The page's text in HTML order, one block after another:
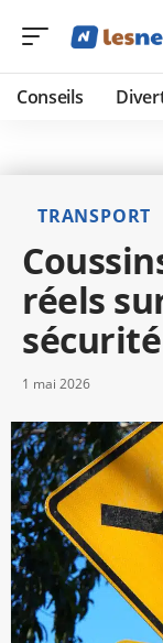
Conseils
TRANSPORT
réels
1 mai 2026